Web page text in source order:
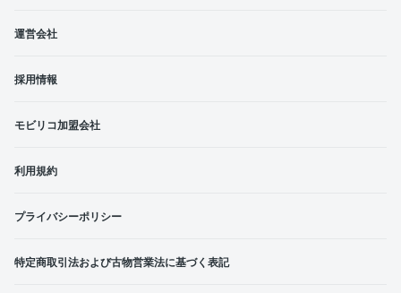
運営会社
採用情報
モビリコ加盟会社
利用規約
プライバシーポリシー
特定商取引法および古物営業法に基づく表記